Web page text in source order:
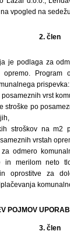
vpogled na
2. člen
je podlaga za
opremo. Program
prispevka:
vrst
stroške po
stroškov na m2
vrstah
odmero
in merilom neto
oprostitve za
POJMOV
3. člen